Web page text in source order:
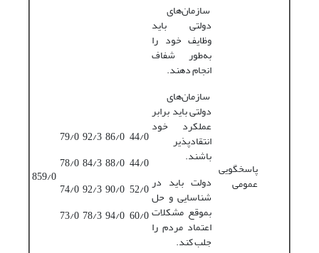
پاسخگویی
عمومی
سازمان‌های
دولتی باید
وظایف خود را
به‌طور شفاف
انجام دهند.
سازمان‌های
دولتی باید برابر
عملکرد خود
انتقادپذیر
باشند.
دولت باید در
شناسایی و حل
بموقع مشکلات
اعتماد مردم را
جلب کند.
44/0
44/0
52/0
60/0
86/0
88/0
90/0
94/0
92/3
84/3
92/3
78/3
79/0
78/0
74/0
73/0
859/0